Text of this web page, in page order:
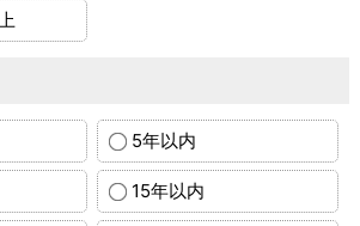
5年以内
15年以内